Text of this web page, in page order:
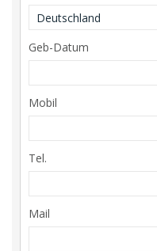
Geb-Datum
Mobil
Tel.
Mail